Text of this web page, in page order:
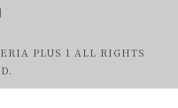
PLUS 1 ALL RIGHTS